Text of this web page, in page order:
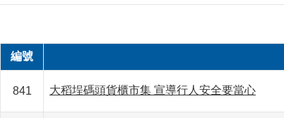
編號
841 大稻埕碼頭貨櫃市集 宣導行人安全要當心